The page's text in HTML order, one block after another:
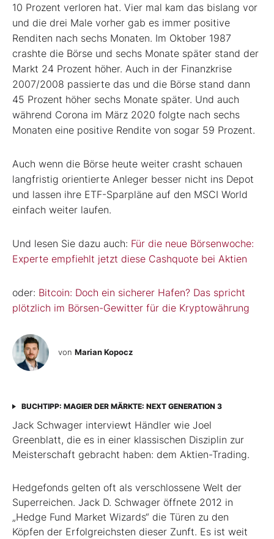
10 Prozent verloren hat. Vier mal kam das bislang vor
und die drei Male vorher gab es immer positive
Renditen nach sechs Monaten. Im Oktober 1987
crashte die Börse und sechs Monate später stand der
Markt 24 Prozent höher. Auch in der Finanzkrise
2007/2008 passierte das und die Börse stand dann
45 Prozent höher sechs Monate später. Und auch
während Corona im März 2020 folgte nach sechs
Monaten eine positive Rendite von sogar 59 Prozent.
Auch wenn die Börse heute weiter crasht schauen
langfristig orientierte Anleger besser nicht ins Depot
und lassen ihre ETF-Sparpläne auf den MSCI World
einfach weiter laufen.
Und lesen Sie dazu auch: Für die neue Börsenwoche:
Experte empfiehlt jetzt diese Cashquote bei Aktien
oder: Bitcoin: Doch ein sicherer Hafen? Das spricht
plötzlich im Börsen-Gewitter für die Kryptowährung
von Marian Kopocz
BUCHTIPP: MAGIER DER MÄRKTE: NEXT GENERATION 3
Jack Schwager interviewt Händler wie Joel
Greenblatt, die es in einer klassischen Disziplin zur
Meisterschaft gebracht haben: dem Aktien-Trading.
Hedgefonds gelten oft als verschlossene Welt der
Superreichen. Jack D. Schwager öffnete 2012 in
„Hedge Fund Market Wizards“ die Türen zu den
Köpfen der Erfolgreichsten dieser Zunft. Es ist weit